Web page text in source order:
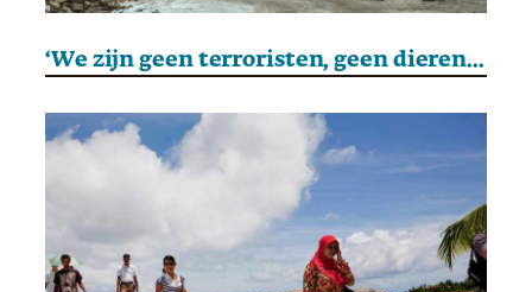
‘We zijn geen terroristen, geen dieren, maar zo worden we wel behandeld.’ De vergeten vluchtelingen uit kamp Lipa